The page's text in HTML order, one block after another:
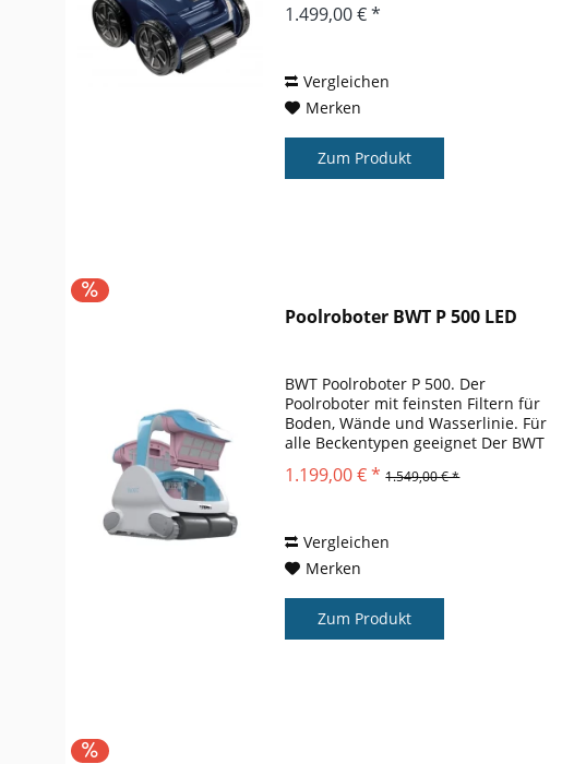
Sie haben Interesse? Dann
1.499,00 € *
Vergleichen
Merken
Zum Produkt
Poolroboter BWT P 500 LED
BWT Poolroboter P 500. Der
Poolroboter mit feinsten Filtern für
Boden, Wände und Wasserlinie. Für
alle Beckentypen geeignet Der BWT
Poolroboter P 500 ist das mittlere
Modell aus der P-Linie von BWT und
1.199,00 € * 1.549,00 € *
Vergleichen
Merken
Zum Produkt